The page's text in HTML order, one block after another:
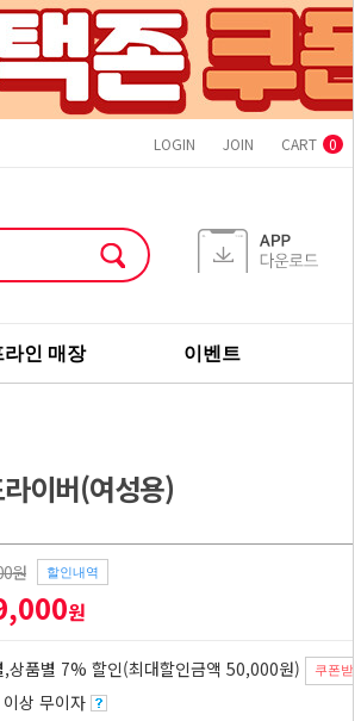
LOGIN JOIN CART 0
라인 매장 이벤트
이버(여성용)
원 할인내역
원
,상품별 7% 할인(최대할인금액 50,000원) 쿠폰받기
상 무이자